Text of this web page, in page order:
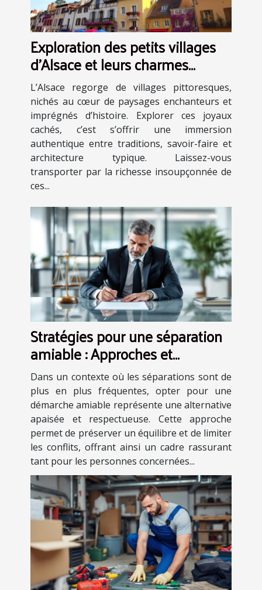
Exploration des petits villages
d'Alsace et leurs charmes
cachés
L’Alsace regorge de villages pittoresques,
nichés au cœur de paysages enchanteurs et
imprégnés d’histoire. Explorer ces joyaux
cachés, c’est s’offrir une immersion
authentique entre traditions, savoir-faire et
architecture typique. Laissez-vous
transporter par la richesse insoupçonnée de
ces...
Stratégies pour une séparation
amiable : Approches et
avantages
Dans un contexte où les séparations sont de
plus en plus fréquentes, opter pour une
démarche amiable représente une alternative
apaisée et respectueuse. Cette approche
permet de préserver un équilibre et de limiter
les conflits, offrant ainsi un cadre rassurant
tant pour les personnes concernées...